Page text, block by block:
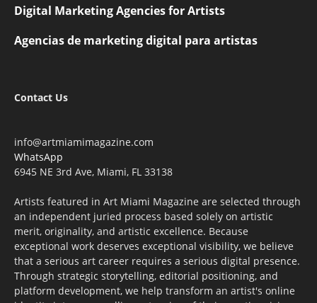
Digital Marketing Agencies for Artists
Agencias de marketing digital para artistas
Contact Us
info@artmiamimagazine.com
WhatsApp
6945 NE 3rd Ave, Miami, FL 33138
Artists featured in Art Miami Magazine are selected through
an independent juried process based solely on artistic
merit, originality, and artistic excellence. Because
exceptional work deserves exceptional visibility, we believe
that a serious art career requires a serious digital presence.
Through strategic storytelling, editorial positioning, and
platform development, we help transform an artist's online